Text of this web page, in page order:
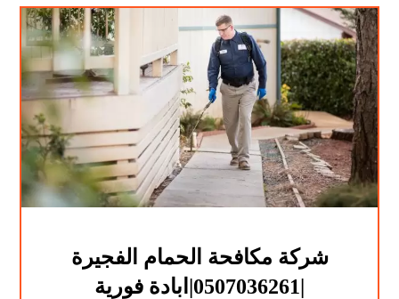
شركة مكافحة الحمام الفجيرة
|0507036261|ابادة فورية